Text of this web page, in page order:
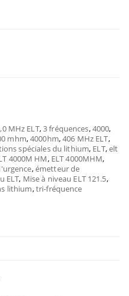
MHz ELT,3 fréquences,4000,
mhm,4000hm,406 MHz ELT,
spéciales du lithium, ELT,elt
4000M HM, ELT 4000MHM,
,émetteur de
ELT, Mise à niveau ELT 121.5,
lithium,tri-fréquence